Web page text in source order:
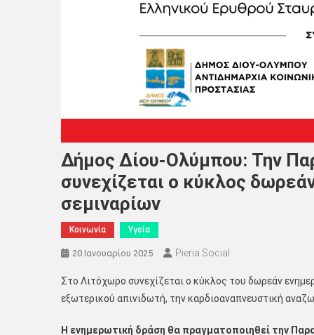
Δήμος Δίου-Ολύμπου: Την
συνεχίζεται ο κύκλος
σεμιναρίων
Κοινωνία Υγεία
20 Ιανουαρίου 2025 Pieria Social
Στο Λιτόχωρο συνεχίζεται ο κύκλος του δωρεάν
εξωτερικού απινιδωτή, την καρδιοαναπνευστική
Η ενημερωτική δράση θα πραγματοποιηθεί την